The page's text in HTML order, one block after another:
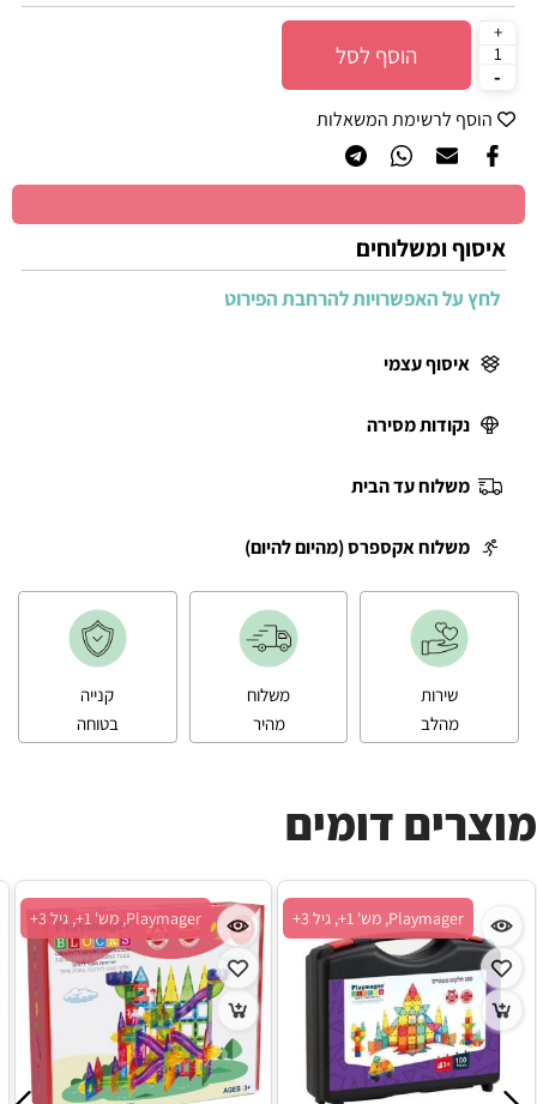
הוסף לסל
הוסף לרשימת המשאלות
איסוף ומשלוחים
לחץ על האפשרויות להרחבת הפירוט
איסוף עצמי
נקודות מסירה
משלוח עד הבית
משלוח אקספרס (מהיום להיום)
שירות
מהלב
משלוח
מהיר
קנייה
בטוחה
מוצרים דומים
Playmager, מש' 1+, גיל 3+ Playmager, מש' 1+, גיל 3+